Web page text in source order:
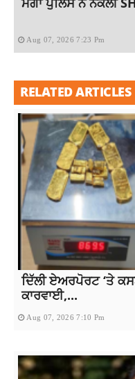
Aug 07, 2026 7:23 Pm
RELATED ARTICLES
ਦਿੱਲੀ ਏਅਰਪੋਰਟ ‘ਤੇ
ਕਾਰਵਾਈ,...
Aug 07, 2026 7:10 Pm